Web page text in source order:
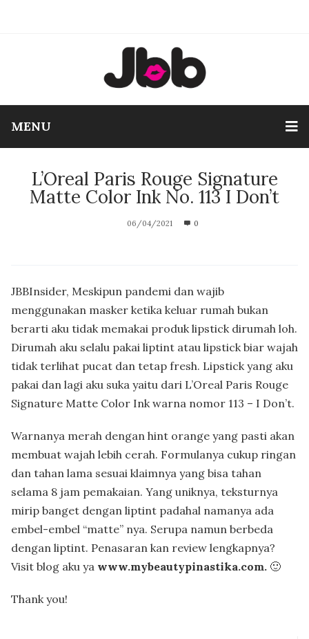
MENU
L’Oreal Paris Rouge Signature
Matte Color Ink No. 113 I Don’t
06/04/2021 0
JBBInsider, Meskipun pandemi dan wajib
menggunakan masker ketika keluar rumah bukan
berarti aku tidak memakai produk lipstick dirumah loh.
Dirumah aku selalu pakai liptint atau lipstick biar wajah
tidak terlihat pucat dan tetap fresh. Lipstick yang aku
pakai dan lagi aku suka yaitu dari L’Oreal Paris Rouge
Signature Matte Color Ink warna nomor 113 – I Don’t.
Warnanya merah dengan hint orange yang pasti akan
membuat wajah lebih cerah. Formulanya cukup ringan
dan tahan lama sesuai klaimnya yang bisa tahan
selama 8 jam pemakaian. Yang uniknya, teksturnya
mirip banget dengan liptint padahal namanya ada
embel-embel “matte” nya. Serupa namun berbeda
dengan liptint. Penasaran kan review lengkapnya?
Visit blog aku ya www.mybeautypinastika.com. 🙂
Thank you!